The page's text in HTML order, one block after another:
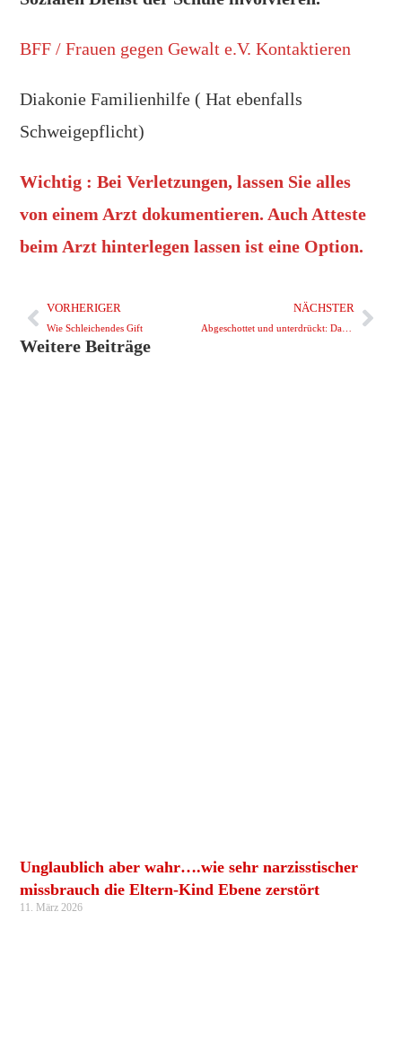
BFF / Frauen gegen Gewalt e.V. Kontaktieren
Diakonie Familienhilfe ( Hat ebenfalls
Schweigepflicht)
Wichtig : Bei Verletzungen, lassen Sie alles
von einem Arzt dokumentieren. Auch Atteste
beim Arzt hinterlegen lassen ist eine Option.
VORHERIGER
Wie Schleichendes Gift
NÄCHSTER
Abgeschottet und unterdrückt: Das Leben mit einem narzisstischen Ehemann
Weitere Beiträge
Unglaublich aber wahr….wie sehr narzisstischer
missbrauch die Eltern-Kind Ebene zerstört
11. März 2026